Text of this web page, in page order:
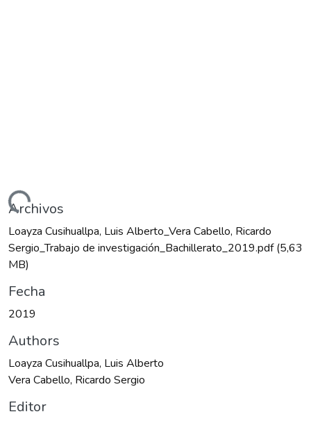
Archivos
Loayza Cusihuallpa, Luis Alberto_Vera Cabello, Ricardo
Sergio_Trabajo de investigación_Bachillerato_2019.pdf(5,63
MB)
Fecha
2019
Authors
Loayza Cusihuallpa, Luis Alberto
Vera Cabello, Ricardo Sergio
Editor